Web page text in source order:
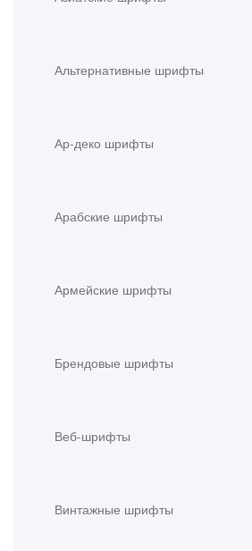
Альтернативные шрифты
Ар-деко шрифты
Арабские шрифты
Армейские шрифты
Брендовые шрифты
Веб-шрифты
Винтажные шрифты